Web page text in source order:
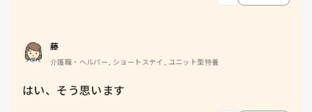
藤
介護職・ヘルパー, ショートステイ, ユニット型特養
はい、そう思います